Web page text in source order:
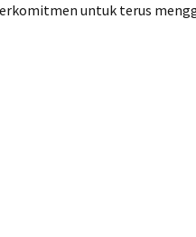
untuk terus